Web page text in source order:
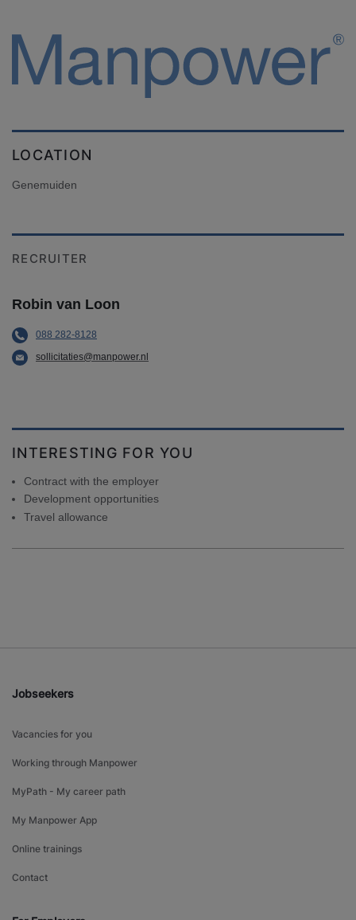
LOCATION
Genemuiden
RECRUITER
Robin van Loon
088 282-8128
sollicitaties@manpower.nl
INTERESTING FOR YOU
Contract with the employer
Development opportunities
Travel allowance
Jobseekers
Vacancies for you
Working through Manpower
MyPath - My career path
My Manpower App
Online trainings
Contact